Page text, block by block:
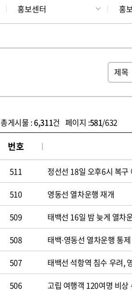
홍보센터 홍
총게시물 :6,311건 페이지 :581/632
번호
511 정선선 18일 오후6시 복
510
영동선 열차운행 재개
509
태백선 16일 밤 늦게 열차
508
태백·영동선 열차운행 통제
507
태백선 석항역 침수 우려,
506
고립 여행객 120여명 비상